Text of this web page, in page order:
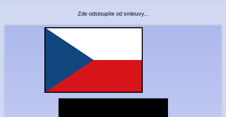
Zde odstoupíte od smlouvy...